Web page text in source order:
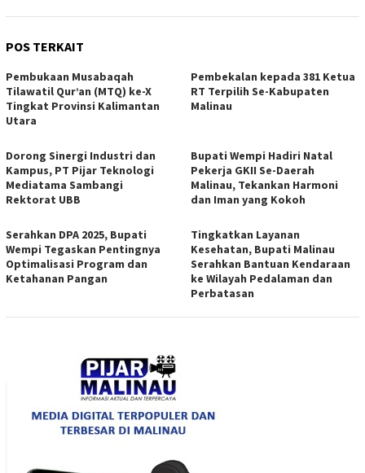
POS TERKAIT
Pembukaan Musabaqah
Tilawatil Qur’an (MTQ) ke-X
Tingkat Provinsi Kalimantan
Utara
Pembekalan kepada 381 Ketua
RT Terpilih Se-Kabupaten
Malinau
Dorong Sinergi Industri dan
Kampus, PT Pijar Teknologi
Mediatama Sambangi
Rektorat UBB
Bupati Wempi Hadiri Natal
Pekerja GKII Se-Daerah
Malinau, Tekankan Harmoni
dan Iman yang Kokoh
Serahkan DPA 2025, Bupati
Wempi Tegaskan Pentingnya
Optimalisasi Program dan
Ketahanan Pangan
Tingkatkan Layanan
Kesehatan, Bupati Malinau
Serahkan Bantuan Kendaraan
ke Wilayah Pedalaman dan
Perbatasan